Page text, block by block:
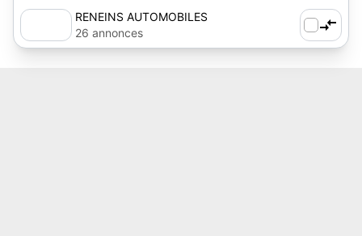
RENEINS AUTOMOBILES
26 annonces